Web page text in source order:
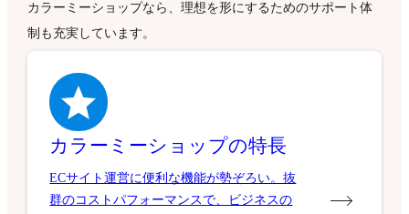
カラーミーショップなら、理想を形にするためのサポート体
制も充実しています。
カラーミーショップの特長
ECサイト運営に便利な機能が勢ぞろい。抜
群のコストパフォーマンスで、ビジネスの